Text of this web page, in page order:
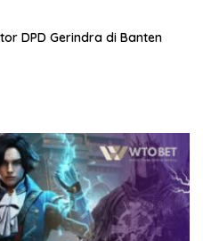
DPD Gerindra di Banten